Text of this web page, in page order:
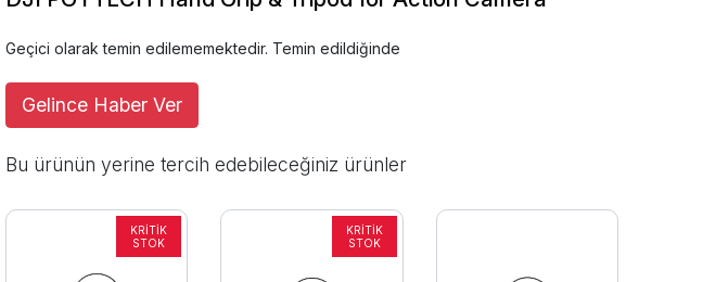
Geçici olarak temin edilememektedir. Temin edildiğinde
Gelince Haber Ver
Bu ürünün yerine tercih edebileceğiniz ürünler